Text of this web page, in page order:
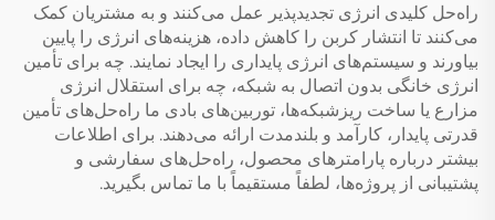
راه‌حل کلیدی انرژی تجدیدپذیر عمل می‌کنند و به مشتریان کمک
می‌کنند تا انتشار کربن را کاهش داده، هزینه‌های انرژی را پایین
بیاورند و سیستم‌های انرژی پایداری را ایجاد نمایند. چه برای تأمین
انرژی خانگی بدون اتصال به شبکه، چه برای استقلال انرژی
مزارع یا ساخت ریزشبکه‌ها، توربین‌های بادی ما راه‌حل‌های تأمین
قدرتی پایدار، کارآمد و بلندمدت ارائه می‌دهند. برای اطلاعات
بیشتر درباره پارامترهای محصول، راه‌حل‌های سفارشی و
پشتیبانی از پروژه‌ها، لطفاً مستقیماً با ما تماس بگیرید.